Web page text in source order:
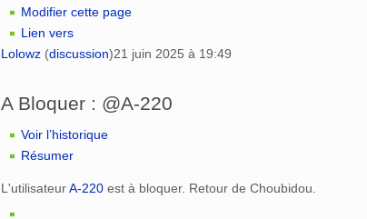
Modifier cette page
Lien vers
Lolowz (discussion)21 juin 2025 à 19:49
A Bloquer : @A-220
Voir l’historique
Résumer
L'utilisateurA-220 est à bloquer. Retour de Choubidou.